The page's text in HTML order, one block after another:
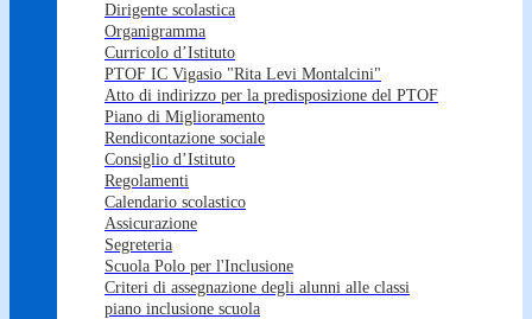
Dirigente scolastica
Organigramma
Curricolo d’Istituto
PTOF IC Vigasio "Rita Levi Montalcini"
Atto di indirizzo per la predisposizione del PTOF
Piano di Miglioramento
Rendicontazione sociale
Consiglio d’Istituto
Regolamenti
Calendario scolastico
Assicurazione
Segreteria
Scuola Polo per l'Inclusione
Criteri di assegnazione degli alunni alle classi
piano inclusione scuola